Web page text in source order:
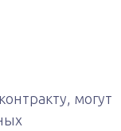
могут